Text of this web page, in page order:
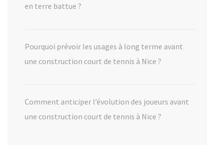
en terre battue ?
Pourquoi prévoir les usages à long terme avant
une construction court de tennis à Nice ?
Comment anticiper l’évolution des joueurs avant
une construction court de tennis à Nice ?